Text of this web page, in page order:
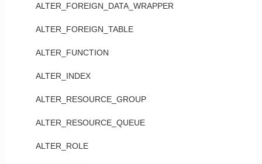
ALTER_FOREIGN_DATA_WRAPPER
ALTER_FOREIGN_TABLE
ALTER_FUNCTION
ALTER_INDEX
ALTER_RESOURCE_GROUP
ALTER_RESOURCE_QUEUE
ALTER_ROLE